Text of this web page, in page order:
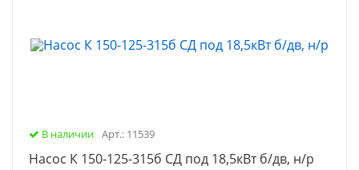
В наличии Арт.: 11539
Насос К 150-125-315б СД под 18,5кВт б/дв, н/р